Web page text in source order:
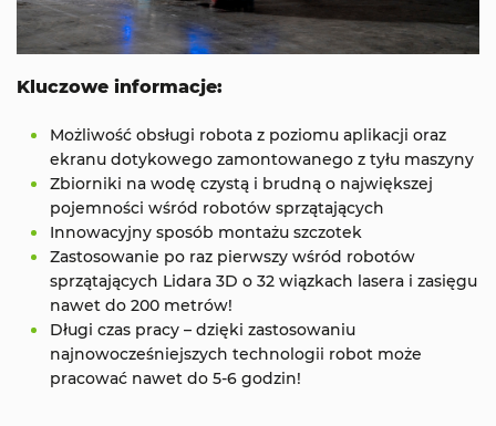
Kluczowe informacje:
Możliwość obsługi robota z poziomu aplikacji oraz
ekranu dotykowego zamontowanego z tyłu maszyny
Zbiorniki na wodę czystą i brudną o największej
pojemności wśród robotów sprzątających
Innowacyjny sposób montażu szczotek
Zastosowanie po raz pierwszy wśród robotów
sprzątających Lidara 3D o 32 wiązkach lasera i zasięgu
nawet do 200 metrów!
Długi czas pracy – dzięki zastosowaniu
najnowocześniejszych technologii robot może
pracować nawet do 5-6 godzin!